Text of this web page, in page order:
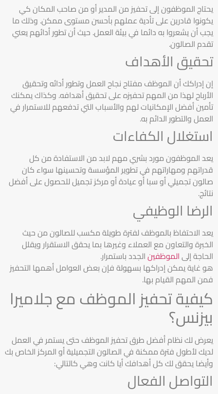
يحتاج الموظفون إلى تحفيز من المدير أو من صاحب المكان كي
يكونوا قادرين على تأدية عملهم بأحسن مستوى ممكن. وذلك ما
يجب أن يشعروا به دائما في بيئة العمل. حيث أن تطور أدائهم يعني
تقدم الصالون.
تحقيق الأهداف
إن إدراكك أن الموظف مفتاح نجاح العمل وتطور أدائه وتحقيق
الأرباح لهذا من المهم تحفيزه على تحقيق أهدافه. وكذاك يمكنك
تأمين أفضل الإمكانيات لهم والأسباب التي تدفعهم للاستمرار في
العمل والتطور الدائم به.
استغلال الكفاءات
يعد الموظفون مورد بشري مهم لابد من الاستفادة من كل
قدراتهم ومهاراتهم في تطوير المؤسسة وتحسينها سواء كان
صالون تجميلي أو سبا أو عيادة أو مركز تجميل للحصول على أفضل
نتائج.
الرضا الوظيفي
يعد الاحتفاظ بالموظف لفترة طويلة مكسب للصالون من حيث
الخبرة والتعاون مع العملاء وغيرها بما يحقق الاستقرار ويقلل
الحاجة إلىالموظفينالجدد باستمرار.
هو غاية يمكن إدراكها بسهولة فإن بعض العوامل أهمها التحفيز
فمن المهم القيام بها.
كيفية تحفيز الموظف مع جلاميرا
بيزنس؟
يعرض لك نظام أفضل طرق تحفيز الموظف حتى يستمر في العمل
لديك لأطول فترة ممكنة في الصالون التجميلية أو المركز الخاص بك
وأيضا يحقق لك كل أهدافك أيا كانت وهي كالتالي:
التواصل الفعال